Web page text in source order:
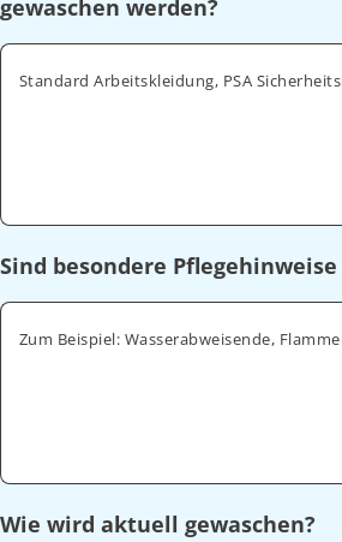
gewaschen werden?
Sind besondere
Wie wird aktuell gewaschen?